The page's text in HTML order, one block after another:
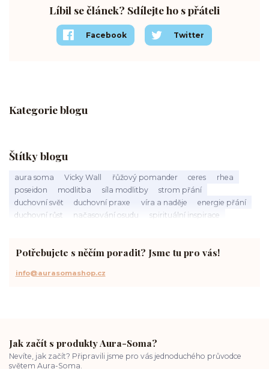
Kategorie blogu
Štítky blogu
aura soma Vicky Wall řůžový pomander ceres
rhea
poseidon
modlitba síla modlitby
strom přání
duchovní svět
duchovní praxe víra a naděje
energie přání
duchovní růst
načasování osudu
spirituální inspirace
Potřebujete s něčím poradit? Jsme tu pro vás!
info@aurasomashop.cz
Líbil se článek? Sdílejte ho s přáteli
Facebook Twitter
Jak začít s produkty Aura-Soma?
Nevíte, jak začít? Připravili jsme pro vás jednoduchého průvodce
světem Aura-Soma.